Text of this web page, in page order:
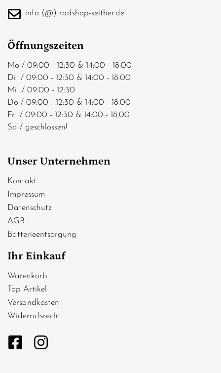
info (@) radshop-seither.de
Öffnungszeiten
Mo / 09:00 - 12:30 & 14:00 - 18:00
Di / 09:00 - 12:30 & 14:00 - 18:00
Mi / 09:00 - 12:30
Do / 09:00 - 12:30 & 14:00 - 18:00
Fr / 09:00 - 12:30 & 14:00 - 18:00
Sa / geschlossen!
Unser Unternehmen
Kontakt
Impressum
Datenschutz
AGB
Batterieentsorgung
Ihr Einkauf
Warenkorb
Top Artikel
Versandkosten
Widerrufsrecht